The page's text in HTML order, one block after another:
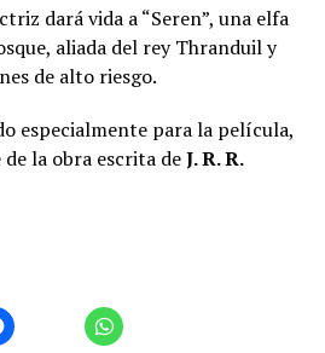
dará vida a “Seren”, una elfa
aliada del rey Thranduil y
de alto riesgo.
especialmente para la película,
la obra escrita deJ. R. R.